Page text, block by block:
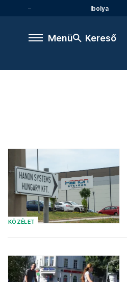
Ibolya
Menü Kereső
KÖZÉLET